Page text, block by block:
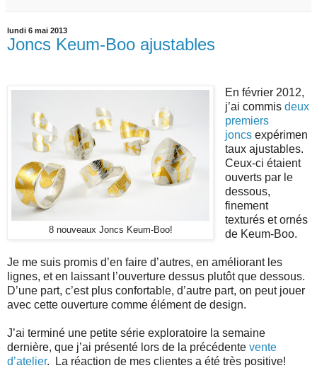
lundi 6 mai 2013
Joncs Keum-Boo ajustables
8 nouveaux Joncs Keum-Boo!
En février 2012,
j’ai commis deux
premiers
joncsexpérimen
taux ajustables.
Ceux-ci étaient
ouverts par le
dessous,
finement
texturés et ornés
de Keum-Boo.
Je me suis promis d’en faire d’autres, en améliorant les
lignes, et en laissant l’ouverture dessus plutôt que dessous.
D’une part, c’est plus confortable, d’autre part, on peut jouer
avec cette ouverture comme élément de design.
J’ai terminé une petite série exploratoire la semaine
dernière, que j’ai présenté lors de la précédente vente
d’atelier. La réaction de mes clientes a été très positive!